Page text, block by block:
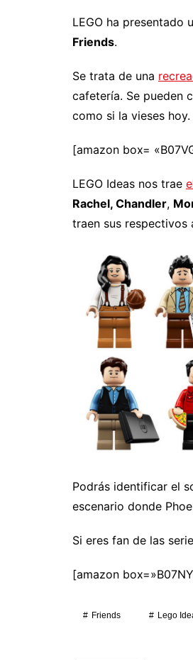
LEGO ha presentado
Friends.
Se trata de una
cafetería. Se pueden
como si la vieses
[amazon box=
LEGO Ideas nos trae
Rachel, Chandler,
traen sus respectivos
Podrás identificar el
escenario donde
Si eres fan de las
[amazon
Friends Lego